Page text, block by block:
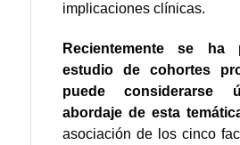
implicaciones clínicas.
Recientemente se ha
estudio de cohortes
puede considerarse
abordaje de esta
asociación de los cinco